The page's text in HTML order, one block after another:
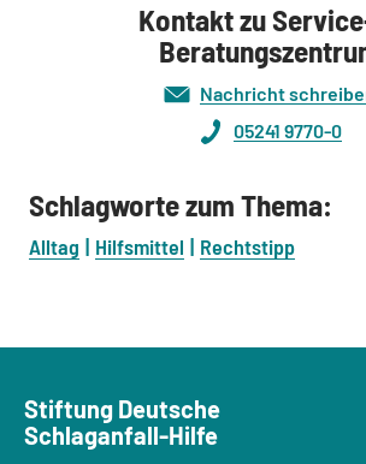
Kontakt zu
Nachricht
05241 9770-0
Schlagworte zum Thema:
Alltag Hilfsmittel Rechtstipp
Stiftung Deutsche
Schlaganfall-Hilfe